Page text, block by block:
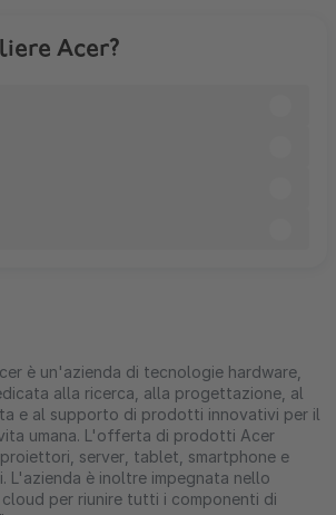
Acer?
è un'azienda di tecnologie hardware,
alla ricerca, alla progettazione, al
e al supporto di prodotti innovativi per il
umana. L'offerta di prodotti Acer
server, tablet, smartphone e
L'azienda è inoltre impegnata nello
per riunire tutti i componenti di